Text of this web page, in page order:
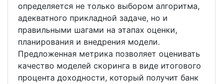
определяется не только выбором алгоритма,
адекватного прикладной задаче, но и
правильными шагами на этапах оценки,
планирования и внедрения модели.
Предложенная метрика позволяет оценивать
качество моделей скоринга в виде итогового
процента доходности, который получит банк